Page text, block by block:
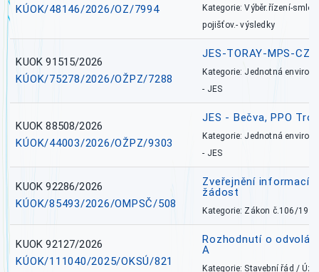
KÚOK/48146/2026/OZ/7994
Kategorie: Výběr.řízení-
pojišťov.- výsledky
KUOK 91515/2026
KÚOK/75278/2026/OŽPZ/7288
JES-TORAY-MPS-CZ
Kategorie: Jednotná
- JES
KUOK 88508/2026
KÚOK/44003/2026/OŽPZ/9303
JES - Bečva, PPO
Kategorie: Jednotná
- JES
KUOK 92286/2026
KÚOK/85493/2026/OMPSČ/508
Zveřejnění informací
žádost
Kategorie: Zákon č.106/1999
KUOK 92127/2026
KÚOK/111040/2025/OKSÚ/821
Rozhodnutí o
A
Kategorie: Stavební řád /